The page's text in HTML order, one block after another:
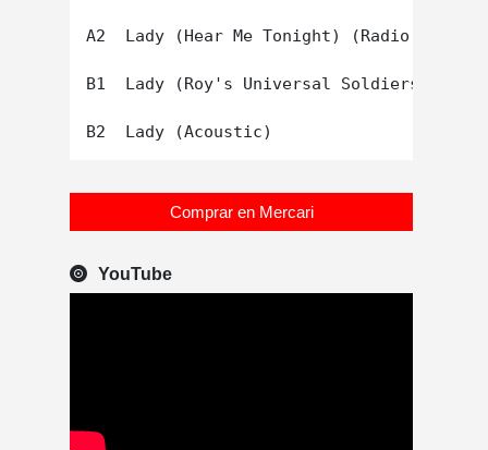
A2  Lady (Hear Me Tonight) (Radio Edit)
B1  Lady (Roy's Universal Soldiers Mix)
Comprar en Mercari
YouTube